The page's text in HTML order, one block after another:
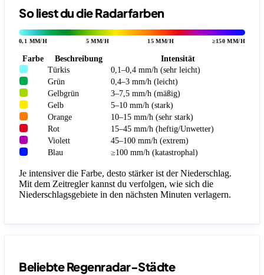
So liest du die Radarfarben
0,1 MM/H 5 MM/H 15 MM/H ≥150 MM/H
Farbe Beschreibung
Intensität
Türkis
0,1–0,4 mm/h (sehr leicht)
Grün
0,4–3 mm/h (leicht)
Gelbgrün
3–7,5 mm/h (mäßig)
Gelb
5–10 mm/h (stark)
Orange
10–15 mm/h (sehr stark)
Rot
15–45 mm/h (heftig/Unwetter)
Violett
45–100 mm/h (extrem)
Blau
≥100 mm/h (katastrophal)
Je intensiver die Farbe, desto stärker ist der Niederschlag.
Mit dem Zeitregler kannst du verfolgen, wie sich die
Niederschlagsgebiete in den nächsten Minuten verlagern.
Beliebte Regenradar-Städte